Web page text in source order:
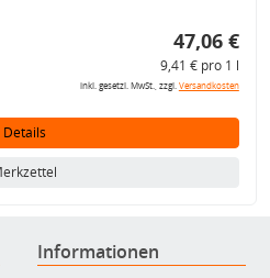
47,06 €
9,41 € pro 1 l
inkl. gesetzl. MwSt., zzgl.Versandkosten
Details
Informationen